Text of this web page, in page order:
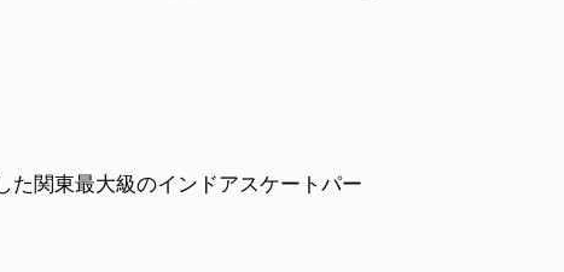
た関東最大級のインドアスケートパー